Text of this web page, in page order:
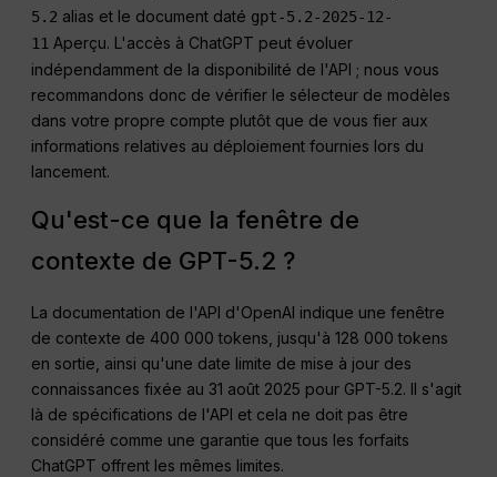
5.2 alias et le document daté gpt-5.2-2025-12-
11 Aperçu. L'accès à ChatGPT peut évoluer
indépendamment de la disponibilité de l'API ; nous vous
recommandons donc de vérifier le sélecteur de modèles
dans votre propre compte plutôt que de vous fier aux
informations relatives au déploiement fournies lors du
lancement.
Qu'est-ce que la fenêtre de
contexte de GPT-5.2 ?
La documentation de l'API d'OpenAI indique une fenêtre
de contexte de 400 000 tokens, jusqu'à 128 000 tokens
en sortie, ainsi qu'une date limite de mise à jour des
connaissances fixée au 31 août 2025 pour GPT-5.2. Il s'agit
là de spécifications de l'API et cela ne doit pas être
considéré comme une garantie que tous les forfaits
ChatGPT offrent les mêmes limites.